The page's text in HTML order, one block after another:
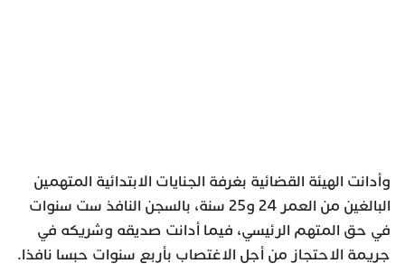
وأدانت الهيئة القضائية بغرفة الجنايات الابتدائية المتهمين
البالغين من العمر 24 و25 سنة، بالسجن النافذ ست سنوات
في حق المتهم الرئيسي، فيما أدانت صديقه وشريكه في
جريمة الاحتجاز من أجل الاغتصاب بأربع سنوات حبسا نافذا.